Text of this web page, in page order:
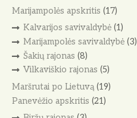
Marijampolės apskritis (17)
Kalvarijos savivaldybė(1)
Marijampolės savivaldybė(3)
Šakių rajonas (8)
Vilkaviškio rajonas (5)
Maršrutai po Lietuvą(19)
Panevėžio apskritis (21)